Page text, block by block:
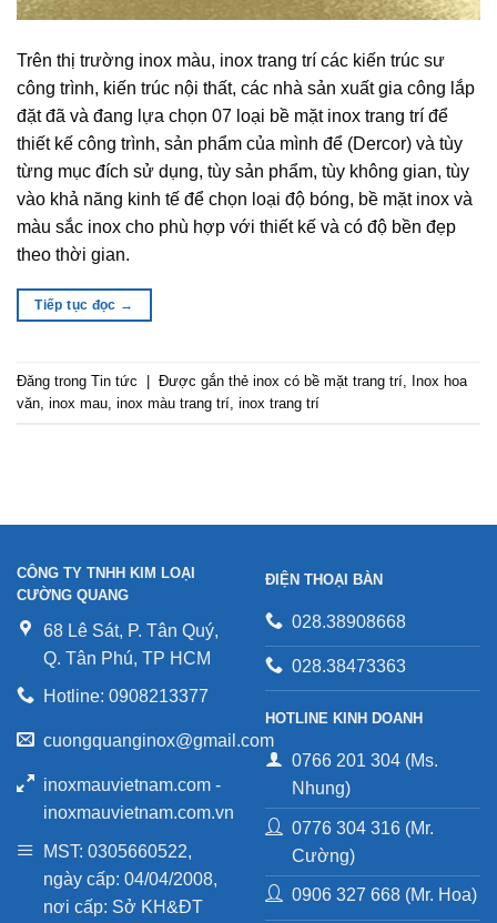
Trên thị trường inox màu, inox trang trí các kiến trúc sư
công trình, kiến trúc nội thất, các nhà sản xuất gia công lắp
đặt đã và đang lựa chọn 07 loại bề mặt inox trang trí để
thiết kế công trình, sản phẩm của mình để (Dercor) và tùy
từng mục đích sử dụng, tùy sản phẩm, tùy không gian, tùy
vào khả năng kinh tế để chọn loại độ bóng, bề mặt inox và
màu sắc inox cho phù hợp với thiết kế và có độ bền đẹp
theo thời gian.
Tiếp tục đọc →
Đăng trong Tin tức | Được gắn thẻ inox có bề mặt trang trí Inox hoa
văn inox mau inox màu trang trí inox trang trí
CÔNG TY TNHH KIM LOẠI
CƯỜNG QUANG
68 Lê Sát, P. Tân Quý,
Q. Tân Phú, TP HCM
Hotline: 0908213377
cuongquanginox@gmail.com
inoxmauvietnam.com -
inoxmauvietnam.com.vn
MST: 0305660522,
ngày cấp: 04/04/2008,
nơi cấp: Sở KH&ĐT
ĐIỆN THOẠI BÀN
028.38908668
028.38473363
HOTLINE KINH DOANH
0766 201 304 (Ms.
Nhung)
0776 304 316 (Mr.
Cường)
0906 327 668 (Mr. Hoa)